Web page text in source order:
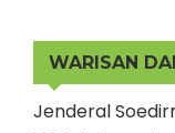
WARISAN
Jenderal